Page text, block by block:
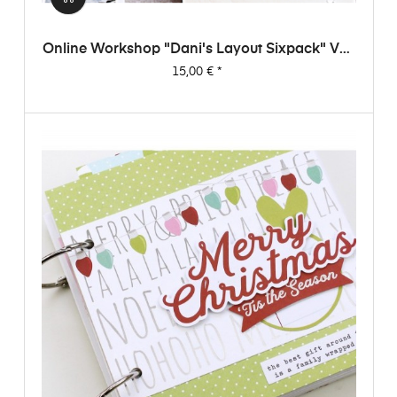
Online Workshop "Dani's Layout Sixpack" Vol.
1
Preis
15,00 €*